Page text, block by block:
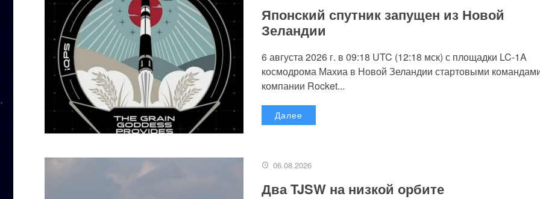
Японский спутник запущен из Новой
Зеландии
6 августа 2026 г. в 09:18 UTC (12:18 мск) с площадки LC-1A
космодрома Махиа в Новой Зеландии стартовыми
компании Rocket...
Далее
06.08.2026
Два TJSW на низкой орбите